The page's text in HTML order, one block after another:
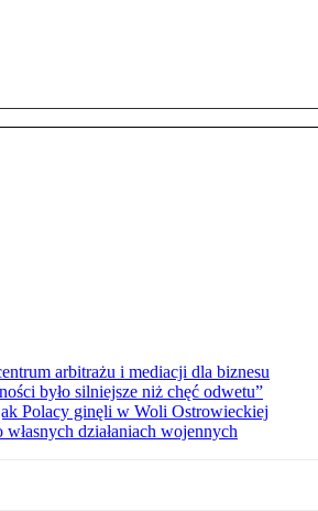
arbitrażu i mediacji dla biznesu
było silniejsze niż chęć odwetu”
Polacy ginęli w Woli Ostrowieckiej
działaniach wojennych